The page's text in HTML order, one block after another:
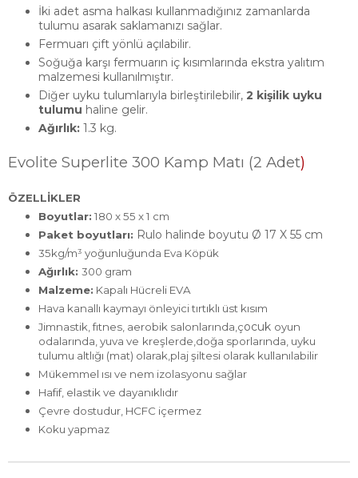
İki adet asma halkası kullanmadığınız zamanlarda
tulumu asarak saklamanızı sağlar.
Fermuarı çift yönlü açılabilir.
Soğuğa karşı fermuarın iç kısımlarında ekstra yalıtım
malzemesi kullanılmıştır.
Diğer uyku tulumlarıyla birleştirilebilir, 2 kişilik uyku
tulumu haline gelir.
Ağırlık: 1.3 kg.
Evolite Superlite 300 Kamp Matı (2 Adet)
ÖZELLİKLER
Boyutlar: 180 x 55 x 1 cm
Paket boyutları: Rulo halinde boyutu Ø 17 X 55 cm
35kg/m³ yoğunluğunda Eva Köpük
Ağırlık: 300 gram
Malzeme: Kapalı Hücreli EVA
Hava kanallı kaymayı önleyici tırtıklı üst kısım
Jimnastik, fıtnes, aerobik salonlarında,çocuk oyun
odalarında,yuva ve kreşlerde,doğa sporlarında, uyku
tulumu altlığı (mat) olarak,plaj şiltesi olarak kullanılabilir
Mükemmel ısı ve nem izolasyonu sağlar
Hafif, elastik ve dayanıklıdır
Çevre dostudur, HCFC içermez
Koku yapmaz